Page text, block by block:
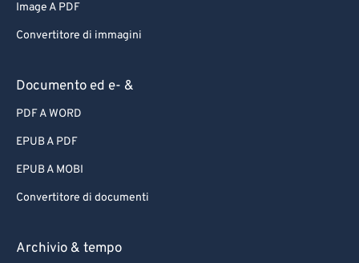
Image A PDF
Convertitore di immagini
Documento ed e- &
PDF A WORD
EPUB A PDF
EPUB A MOBI
Convertitore di documenti
Archivio & tempo